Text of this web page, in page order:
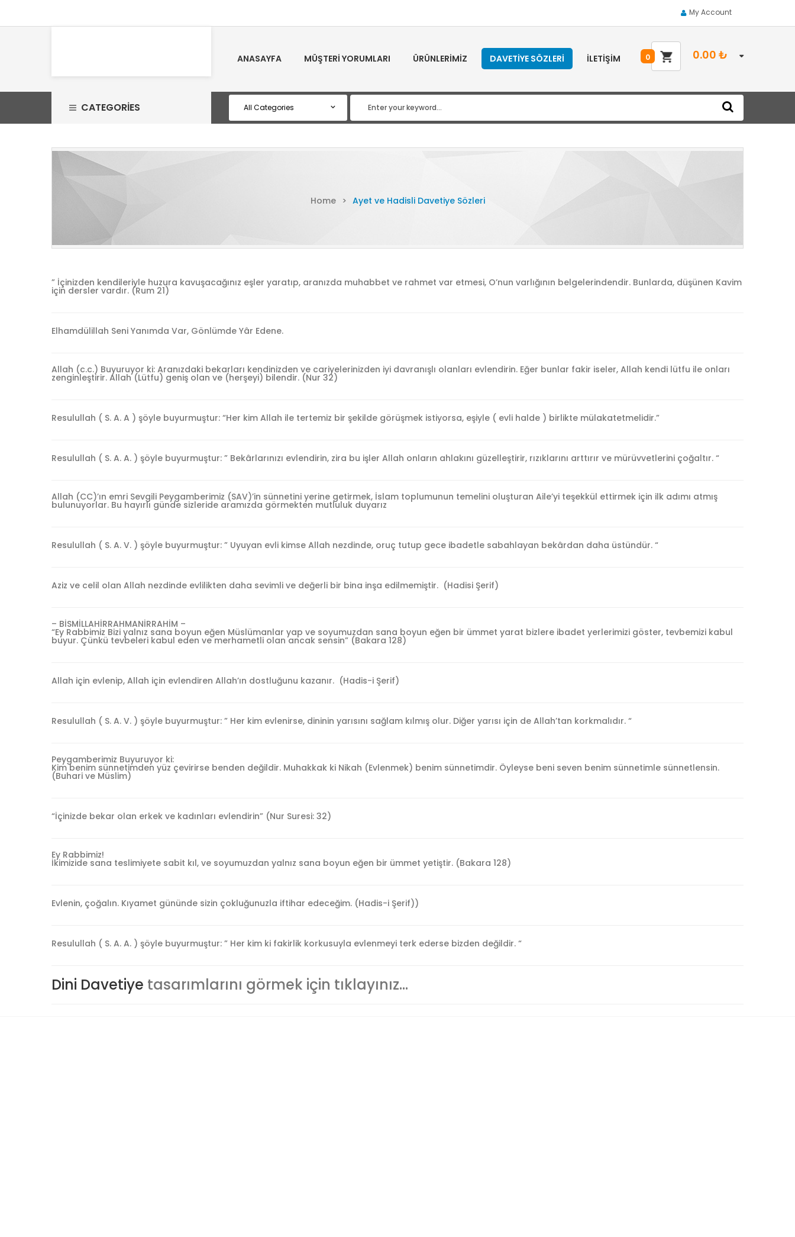
My Account
ANASAYFA MÜŞTERI YORUMLARI ÜRÜNLERIMIZ DAVETIYE SÖZLERI İLETIŞIM 0.00 ₺
0
CATEGORIES
Home > Ayet ve Hadisli Davetiye Sözleri
” İçinizden kendileriyle huzura kavuşacağınız eşler yaratıp, aranızda muhabbet ve rahmet var etmesi, O’nun varlığının belgelerindendir. Bunlarda, düşünen Kavim
için dersler vardır. (Rum 21)
Elhamdülillah Seni Yanımda Var, Gönlümde Yâr Edene.
Allah (c.c.) Buyuruyor ki: Aranızdaki bekarları kendinizden ve cariyelerinizden iyi davranışlı olanları evlendirin. Eğer bunlar fakir iseler, Allah kendi lütfu ile onları
zenginleştirir. Allah (Lütfu) geniş olan ve (herşeyi) bilendir. (Nur 32)
Resulullah ( S. A. A ) şöyle buyurmuştur: “Her kim Allah ile tertemiz bir şekilde görüşmek istiyorsa, eşiyle ( evli halde ) birlikte mülakatetmelidir.”
Resulullah ( S. A. A. ) şöyle buyurmuştur: ” Bekârlarınızı evlendirin, zira bu işler Allah onların ahlakını güzelleştirir, rızıklarını arttırır ve mürüvvetlerini çoğaltır. “
Allah (CC)’ın emri Sevgili Peygamberimiz (SAV)’in sünnetini yerine getirmek, İslam toplumunun temelini oluşturan Aile’yi teşekkül ettirmek için ilk adımı atmış
bulunuyorlar. Bu hayırlı günde sizleride aramızda görmekten mutluluk duyarız
Resulullah ( S. A. V. ) şöyle buyurmuştur: ” Uyuyan evli kimse Allah nezdinde, oruç tutup gece ibadetle sabahlayan bekârdan daha üstündür. “
Aziz ve celil olan Allah nezdinde evlilikten daha sevimli ve değerli bir bina inşa edilmemiştir. (Hadisi Şerif)
– BİSMİLLAHİRRAHMANİRRAHİM –
“Ey Rabbimiz Bizi yalnız sana boyun eğen Müslümanlar yap ve soyumuzdan sana boyun eğen bir ümmet yarat bizlere ibadet yerlerimizi göster, tevbemizi kabul
buyur. Çünkü tevbeleri kabul eden ve merhametli olan ancak sensin” (Bakara 128)
Allah için evlenip, Allah için evlendiren Allah’ın dostluğunu kazanır. (Hadis-i Şerif)
Resulullah ( S. A. V. ) şöyle buyurmuştur: ” Her kim evlenirse, dininin yarısını sağlam kılmış olur. Diğer yarısı için de Allah’tan korkmalıdır. “
Peygamberimiz Buyuruyor ki:
Kim benim sünnetimden yüz çevirirse benden değildir. Muhakkak ki Nikah (Evlenmek) benim sünnetimdir. Öyleyse beni seven benim sünnetimle sünnetlensin.
(Buhari ve Müslim)
“İçinizde bekar olan erkek ve kadınları evlendirin” (Nur Suresi: 32)
Ey Rabbimiz!
İkimizide sana teslimiyete sabit kıl, ve soyumuzdan yalnız sana boyun eğen bir ümmet yetiştir. (Bakara 128)
Evlenin, çoğalın. Kıyamet gününde sizin çokluğunuzla iftihar edeceğim. (Hadis-i Şerif))
Resulullah ( S. A. A. ) şöyle buyurmuştur: ” Her kim ki fakirlik korkusuyla evlenmeyi terk ederse bizden değildir. “
Dini Davetiye tasarımlarını görmek için tıklayınız…